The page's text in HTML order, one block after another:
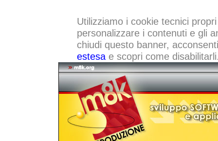
Utilizziamo i cookie tecnici
personalizzare i contenuti e gli
chiudi questo banner,
estesae scopri come